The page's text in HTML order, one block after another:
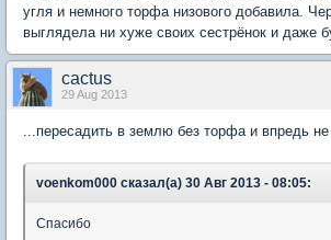
угля и немного торфа низового добавила.
выглядела ни хуже своих сестрёнок и даже
cactus
29 Aug 2013
...пересадить в землю без торфа и впредь не
voenkom000 сказал(а) 30 Авг 2013 - 08:05:
Спасибо